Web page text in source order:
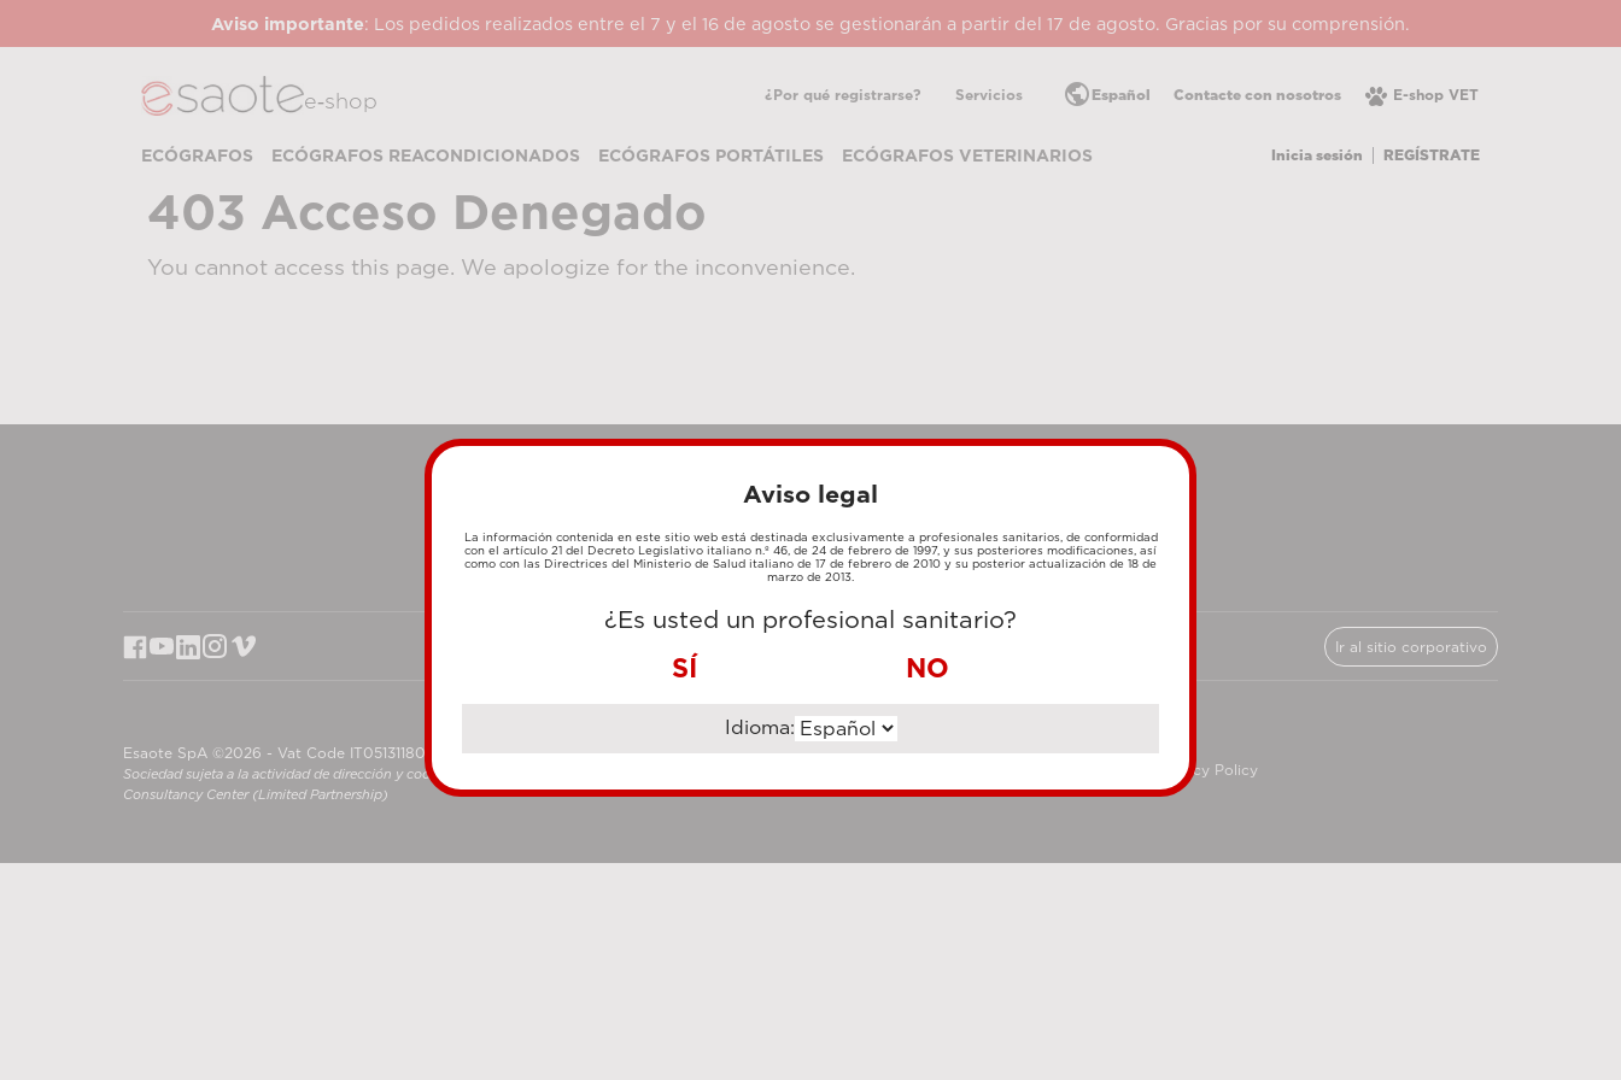
Aviso importante: Los pedidos realizados entre el 7 y el 16 de agosto se gestionarán a partir del 17 de agosto. Gracias por su comprensión.
e‑shop ¿Por qué registrarse? Servicios E-shop VET
Contacte con nosotros
public Español
ECÓGRAFOS ECÓGRAFOS REACONDICIONADOS ECÓGRAFOS PORTÁTILES ECÓGRAFOS VETERINARIOS Inicia sesión REGÍSTRATE
403 Acceso Denegado
You cannot access this page. We apologize for the inconvenience.
TARJETA
DE
TRANSFERENCIA
BANCARIA
Ir al sitio corporativo
Esaote SpA ©2026 - Vat Code IT05131180969
Sociedad sujeta a la actividad de dirección y coordinación de Shanghai Luzi Enterprise Management
Consultancy Center (Limited Partnership)
Privacy Policy
Aviso legal
La información contenida en este sitio web está destinada exclusivamente a profesionales sanitarios, de conformidad
con el artículo 21 del Decreto Legislativo italiano n.º 46, de 24 de febrero de 1997, y sus posteriores modificaciones, así
como con las Directrices del Ministerio de Salud italiano de 17 de febrero de 2010 y su posterior actualización de 18 de
marzo de 2013.
¿Es usted un profesional sanitario?
SÍ NO
Idioma: